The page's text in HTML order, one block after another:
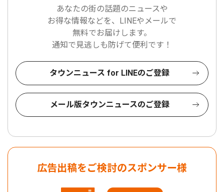
あなたの街の話題のニュースや
お得な情報などを、LINEやメールで
無料でお届けします。
通知で見逃しも防げて便利です！
タウンニュース for LINEのご登録
メール版タウンニュースのご登録
広告出稿をご検討のスポンサー様